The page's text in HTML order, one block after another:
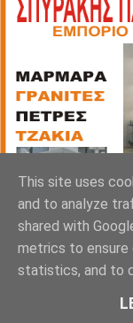
This site uses
and to analyze
shared with
metrics to ensure
statistics, and to